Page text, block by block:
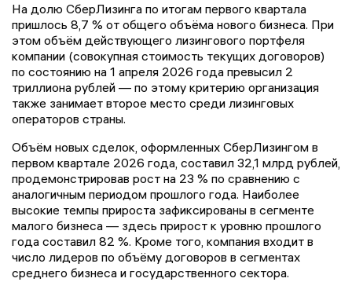
На долю СберЛизинга по итогам первого квартала
пришлось 8,7 % от общего объёма нового бизнеса. При
этом объём действующего лизингового портфеля
компании (совокупная стоимость текущих договоров)
по состоянию на 1 апреля 2026 года превысил 2
триллиона рублей — по этому критерию организация
также занимает второе место среди лизинговых
операторов страны.
Объём новых сделок, оформленных СберЛизингом в
первом квартале 2026 года, составил 32,1 млрд рублей,
продемонстрировав рост на 23 % по сравнению с
аналогичным периодом прошлого года. Наиболее
высокие темпы прироста зафиксированы в сегменте
малого бизнеса — здесь прирост к уровню прошлого
года составил 82 %. Кроме того, компания входит в
число лидеров по объёму договоров в сегментах
среднего бизнеса и государственного сектора.